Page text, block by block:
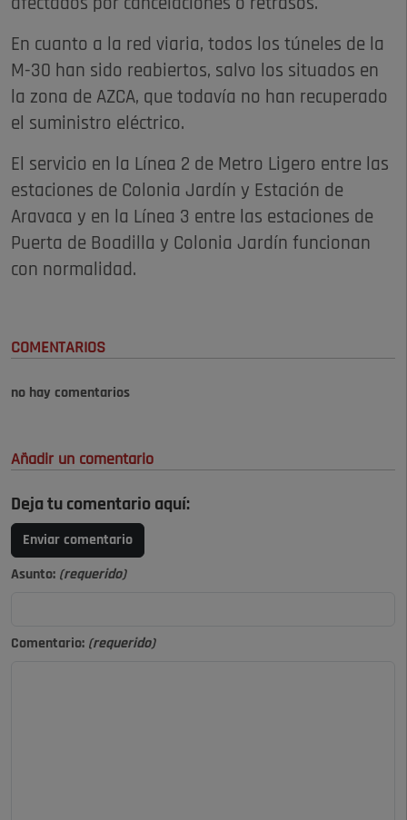
afectados por cancelaciones o retrasos.
En cuanto a la red viaria, todos los túneles de la
M-30 han sido reabiertos, salvo los situados en
la zona de AZCA, que todavía no han recuperado
el suministro eléctrico.
El servicio en la Línea 2 de Metro Ligero entre las
estaciones de Colonia Jardín y Estación de
Aravaca y en la Línea 3 entre las estaciones de
Puerta de Boadilla y Colonia Jardín funcionan
con normalidad.
COMENTARIOS
no hay comentarios
Añadir un comentario
Deja tu comentario aquí:
Enviar comentario
Asunto: (requerido)
Comentario: (requerido)